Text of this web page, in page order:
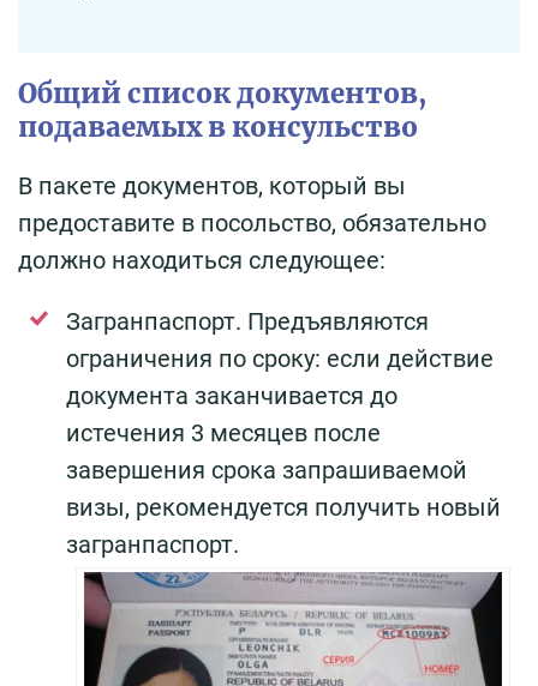
Общий список документов,
подаваемых в консульство
В пакете документов, который вы
предоставите в посольство, обязательно
должно находиться следующее:
Загранпаспорт. Предъявляются
ограничения по сроку: если действие
документа заканчивается до
истечения 3 месяцев после
завершения срока запрашиваемой
визы, рекомендуется получить новый
загранпаспорт.